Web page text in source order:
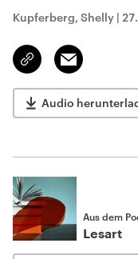
Kupferberg, Shelly |
Link
kopieren/teilen
Email
Audio
Aus dem
Lesart